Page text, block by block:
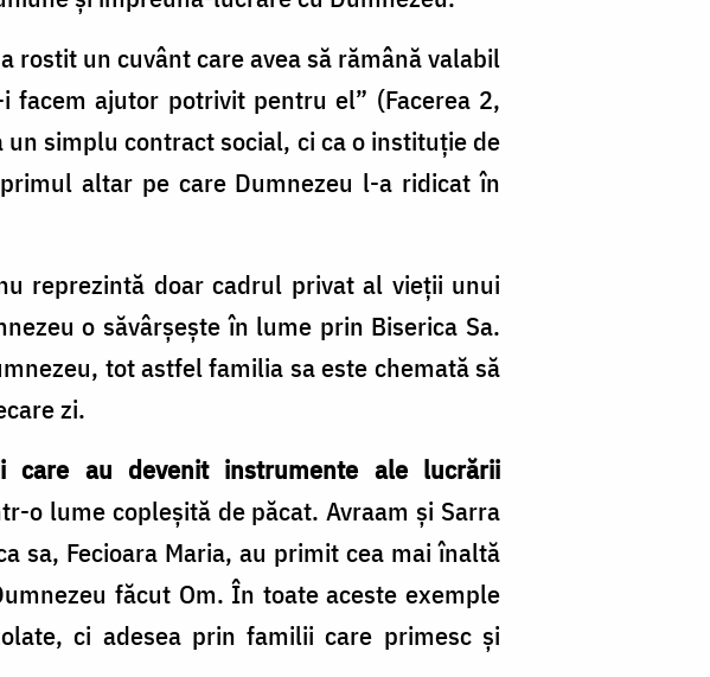
rostit un cuvânt care avea să rămână valabil
ajutor potrivit pentru el” (Facerea 2,
simplu contract social, ci ca o instituție de
altar pe care Dumnezeu l-a ridicat în
reprezintă doar cadrul privat al vieții unui
o săvârșește în lume prin Biserica Sa.
tot astfel familia sa este chemată să
zi.
care au devenit instrumente ale lucrării
o lume copleșită de păcat. Avraam și Sarra
sa, Fecioara Maria, au primit cea mai înaltă
făcut Om. În toate aceste exemple
ci adesea prin familii care primesc și